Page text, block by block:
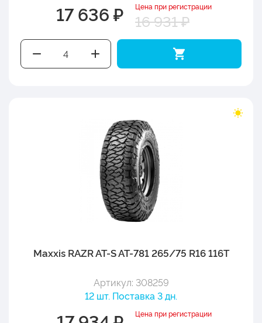
17 636 ₽ Цена при регистрации
16 931 ₽
Maxxis RAZR AT-S AT-781 265/75 R16 116T
Артикул: 308259
12 шт. Поставка 3 дн.
Цена при регистрации